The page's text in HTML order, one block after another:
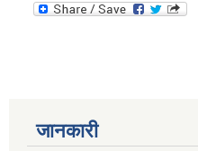
जानकारी